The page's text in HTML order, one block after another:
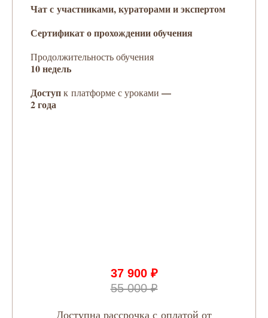
Чат с участниками, кураторами и экспертом
Сертификат о прохождении обучения
Продолжительность обучения
10 недель
Доступк платформе с уроками —
2 года
37 900 ₽
55 000 ₽
Доступна рассрочка с оплатой от